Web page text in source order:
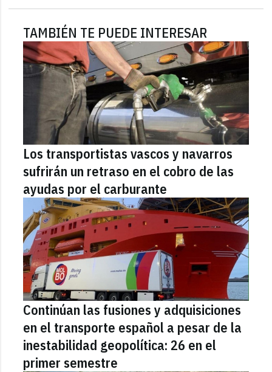
TAMBIÉN TE PUEDE INTERESAR
Los transportistas vascos y navarros
sufrirán un retraso en el cobro de las
ayudas por el carburante
Continúan las fusiones y adquisiciones
en el transporte español a pesar de la
inestabilidad geopolítica: 26 en el
primer semestre